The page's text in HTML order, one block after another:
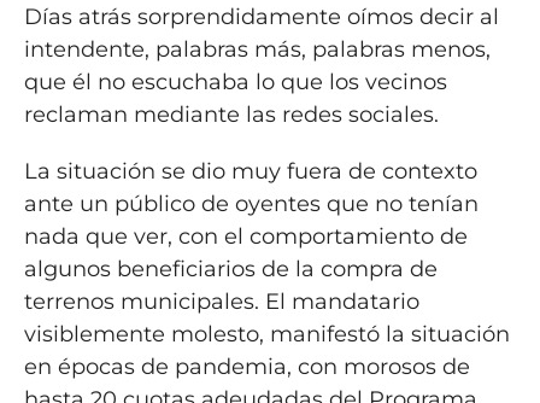
Días atrás sorprendidamente oímos decir al
intendente, palabras más, palabras menos,
que él no escuchaba lo que los vecinos
reclaman mediante las redes sociales.
La situación se dio muy fuera de contexto
ante un público de oyentes que no tenían
nada que ver, con el comportamiento de
algunos beneficiarios de la compra de
terrenos municipales. El mandatario
visiblemente molesto, manifestó la situación
en épocas de pandemia, con morosos de